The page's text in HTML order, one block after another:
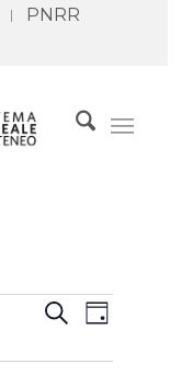
PNRR
Eventi
Ricerca
Navigazione
CercaEvento
Viste
Giorno